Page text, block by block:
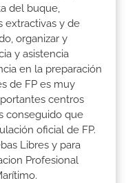
del buque,
extractivas y de
organizar y
y asistencia
en la preparación
de FP es muy
centros
conseguido que
oficial de FP.
Libres y para
Profesional